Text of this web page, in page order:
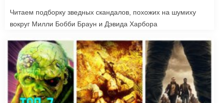
Читаем подборку зведных скандалов, похожих на шумиху
вокруг Милли Бобби Браун и Дэвида Харбора